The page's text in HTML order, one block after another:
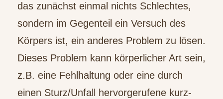
das zunächst einmal nichts Schlechtes,
sondern im Gegenteil ein Versuch des
Körpers ist, ein anderes Problem zu lösen.
Dieses Problem kann körperlicher Art sein,
z.B. eine Fehlhaltung oder eine durch
einen Sturz/Unfall hervorgerufene kurz-